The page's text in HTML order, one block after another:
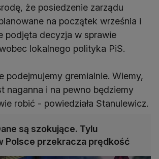
że posiedzenie zarządu
na początek września i
podjęta decyzja w sprawie
lokalnego polityka PiS.
podejmujemy gremialnie. Wiemy,
naganna i na pewno będziemy
robić - powiedziała Stanulewicz.
są szokujące. Tylu
Polsce przekracza prędkość